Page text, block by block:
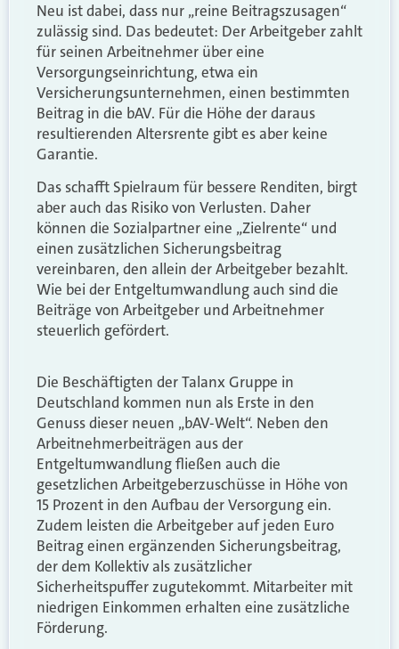
Neu ist dabei, dass nur „reine Beitragszusagen“
zulässig sind. Das bedeutet: Der Arbeitgeber zahlt
für seinen Arbeitnehmer über eine
Versorgungseinrichtung, etwa ein
Versicherungsunternehmen, einen bestimmten
Beitrag in die bAV. Für die Höhe der daraus
resultierenden Altersrente gibt es aber keine
Garantie.
Das schafft Spielraum für bessere Renditen, birgt
aber auch das Risiko von Verlusten. Daher
können die Sozialpartner eine „Zielrente“ und
einen zusätzlichen Sicherungsbeitrag
vereinbaren, den allein der Arbeitgeber bezahlt.
Wie bei der Entgeltumwandlung auch sind die
Beiträge von Arbeitgeber und Arbeitnehmer
steuerlich gefördert.
Die Beschäftigten der Talanx Gruppe in
Deutschland kommen nun als Erste in den
Genuss dieser neuen „bAV-Welt“. Neben den
Arbeitnehmerbeiträgen aus der
Entgeltumwandlung fließen auch die
gesetzlichen Arbeitgeberzuschüsse in Höhe von
15 Prozent in den Aufbau der Versorgung ein.
Zudem leisten die Arbeitgeber auf jeden Euro
Beitrag einen ergänzenden Sicherungsbeitrag,
der dem Kollektiv als zusätzlicher
Sicherheitspuffer zugutekommt. Mitarbeiter mit
niedrigen Einkommen erhalten eine zusätzliche
Förderung.